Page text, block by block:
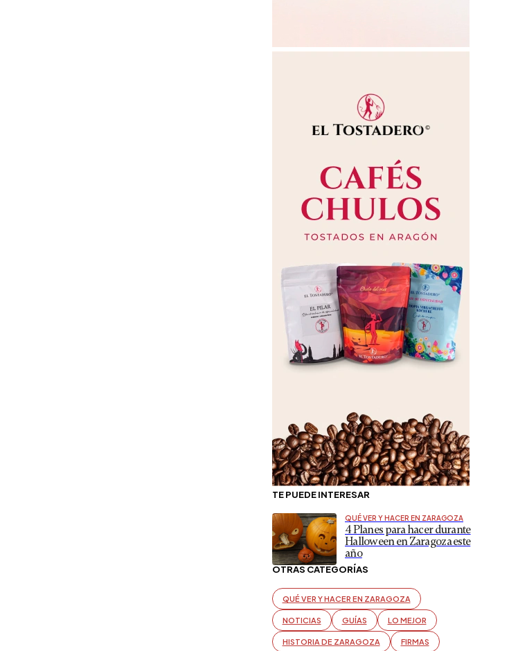
TE PUEDE INTERESAR
QUÉ VER Y HACER EN ZARAGOZA
4 Planes para hacer durante
Halloween en Zaragoza este
año
OTRAS CATEGORÍAS
QUÉ VER Y HACER EN ZARAGOZA
NOTICIAS GUÍAS LO MEJOR
HISTORIA DE ZARAGOZA FIRMAS